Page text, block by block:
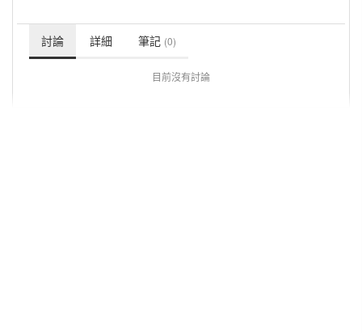
討論 詳細 筆記 (0)
目前沒有討論